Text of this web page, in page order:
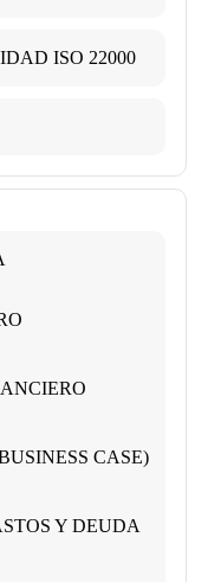
ISO 22000
CASE)
Y DEUDA